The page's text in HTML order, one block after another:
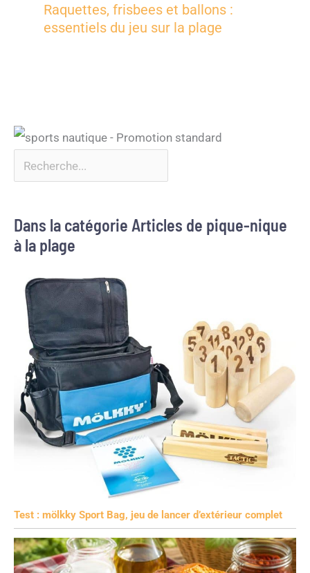
Raquettes, frisbees et ballons :
essentiels du jeu sur la plage
Dans la catégorie Articles de pique-nique
à la plage
Test : mölkky Sport Bag, jeu de lancer d’extérieur complet